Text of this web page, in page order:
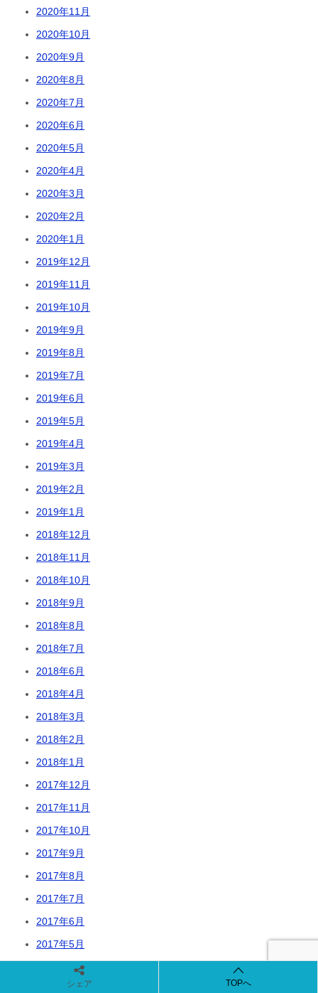
2020年11月
2020年10月
2020年9月
2020年8月
2020年7月
2020年6月
2020年5月
2020年4月
2020年3月
2020年2月
2020年1月
2019年12月
2019年11月
2019年10月
2019年9月
2019年8月
2019年7月
2019年6月
2019年5月
2019年4月
2019年3月
2019年2月
2019年1月
2018年12月
2018年11月
2018年10月
2018年9月
2018年8月
2018年7月
2018年6月
2018年4月
2018年3月
2018年2月
2018年1月
2017年12月
2017年11月
2017年10月
2017年9月
2017年8月
2017年7月
2017年6月
2017年5月
2017年4月
2017年3月
シェア TOPへ